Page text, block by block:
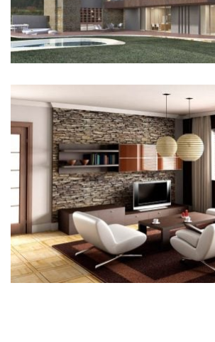
REFORMA INTERIOR